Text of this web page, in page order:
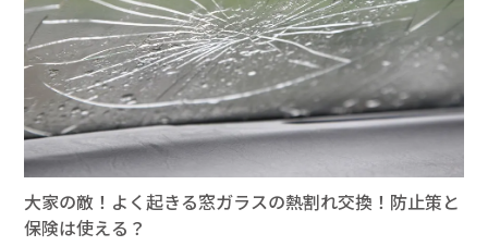
大家の敵！よく起きる窓ガラスの熱割れ交換！防止策と
保険は使える？